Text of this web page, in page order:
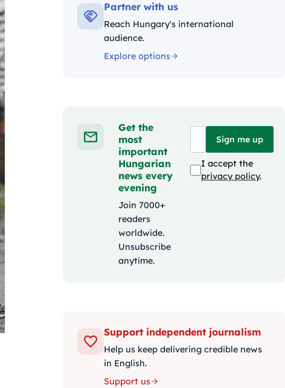
Partner with us
Reach Hungary's international
audience.
Explore options
Get the
most
important
Hungarian
news every
evening
Join 7000+
readers
worldwide.
Unsubscribe
anytime.
Sign me up
I accept the
privacy policy.
Support independent journalism
Help us keep delivering credible news
in English.
Support us